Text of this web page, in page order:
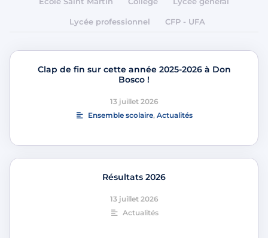
Lycée professionnel CFP - UFA
Clap de fin sur cette année 2025-2026 à Don
Bosco !
13 juillet 2026
Ensemble scolaire, Actualités
Résultats 2026
13 juillet 2026
Actualités